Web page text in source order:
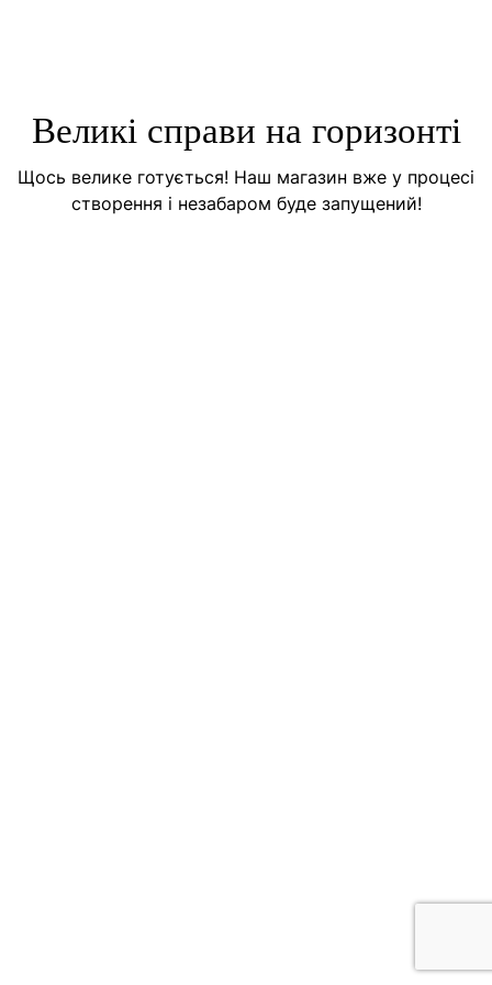
Великі справи на горизонті
Щось велике готується! Наш магазин вже у процесі
створення і незабаром буде запущений!